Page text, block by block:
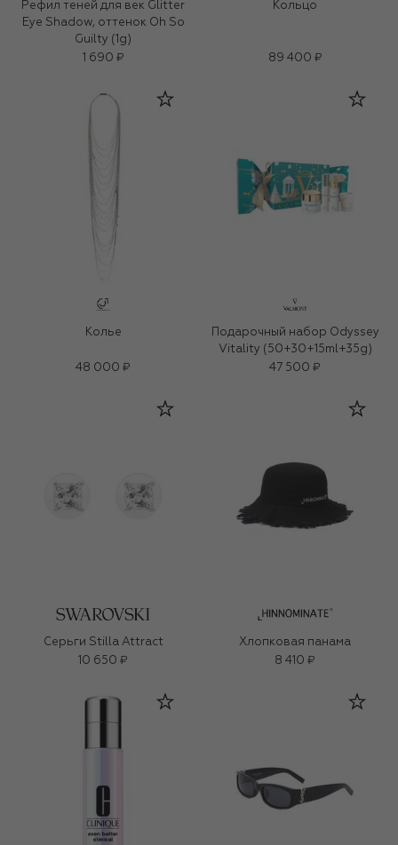
Рефил теней для век Glitter
Eye Shadow, оттенок Oh So
Guilty (1g)
1 690 ₽
Кольцо
89 400 ₽
Колье
48 000 ₽
Подарочный набор Odyssey
Vitality (50+30+15ml+35g)
47 500 ₽
Серьги Stilla Attract
10 650 ₽
Хлопковая панама
8 410 ₽